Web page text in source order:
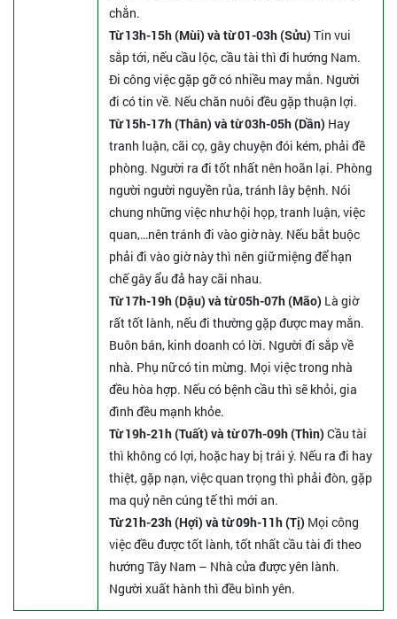
chắn.
Từ 13h-15h (Mùi) và từ 01-03h (Sửu) Tin vui
sắp tới, nếu cầu lộc, cầu tài thì đi hướng Nam.
Đi công việc gặp gỡ có nhiều may mắn. Người
đi có tin về. Nếu chăn nuôi đều gặp thuận lợi.
Từ 15h-17h (Thân) và từ 03h-05h (Dần) Hay
tranh luận, cãi cọ, gây chuyện đói kém, phải đề
phòng. Người ra đi tốt nhất nên hoãn lại. Phòng
người người nguyền rủa, tránh lây bệnh. Nói
chung những việc như hội họp, tranh luận, việc
quan,…nên tránh đi vào giờ này. Nếu bắt buộc
phải đi vào giờ này thì nên giữ miệng để hạn
chế gây ẩu đả hay cãi nhau.
Từ 17h-19h (Dậu) và từ 05h-07h (Mão) Là giờ
rất tốt lành, nếu đi thường gặp được may mắn.
Buôn bán, kinh doanh có lời. Người đi sắp về
nhà. Phụ nữ có tin mừng. Mọi việc trong nhà
đều hòa hợp. Nếu có bệnh cầu thì sẽ khỏi, gia
đình đều mạnh khỏe.
Từ 19h-21h (Tuất) và từ 07h-09h (Thìn) Cầu tài
thì không có lợi, hoặc hay bị trái ý. Nếu ra đi hay
thiệt, gặp nạn, việc quan trọng thì phải đòn, gặp
ma quỷ nên cúng tế thì mới an.
Từ 21h-23h (Hợi) và từ 09h-11h (Tị) Mọi công
việc đều được tốt lành, tốt nhất cầu tài đi theo
hướng Tây Nam – Nhà cửa được yên lành.
Người xuất hành thì đều bình yên.